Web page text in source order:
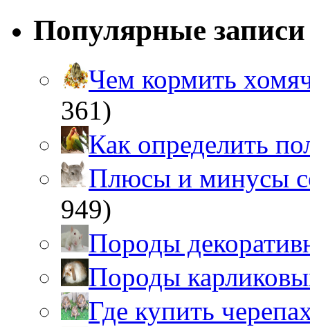
Популярные записи
Чем кормить
361)
Как определить
Плюсы и минусы
949)
Породы
Породы
Где купить